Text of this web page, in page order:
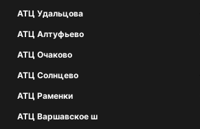
АТЦ Удальцова
АТЦ Алтуфьево
АТЦ Очаково
АТЦ Солнцево
АТЦ Раменки
АТЦ Варшавское ш